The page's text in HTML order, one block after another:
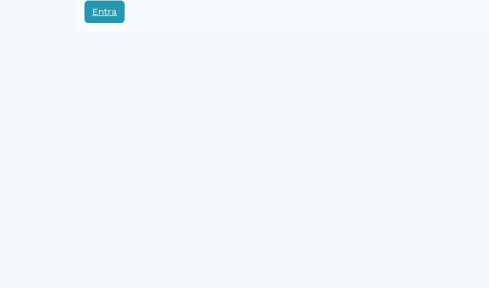
Entra